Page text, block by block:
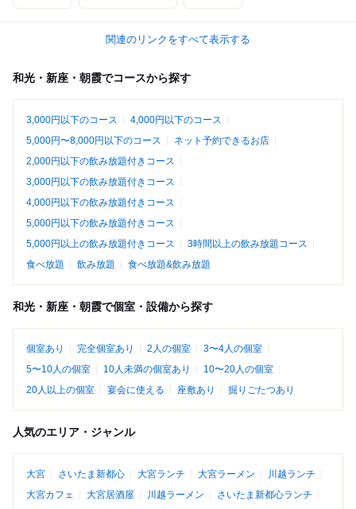
関連のリンクをすべて表示する
和光・新座・朝霞でコースから探す
3,000円以下のコース
4,000円以下のコース
5,000円〜8,000円以下のコース
ネット予約できるお店
2,000円以下の飲み放題付きコース
3,000円以下の飲み放題付きコース
4,000円以下の飲み放題付きコース
5,000円以下の飲み放題付きコース
5,000円以上の飲み放題付きコース
3時間以上の飲み放題コース
食べ放題
飲み放題 食べ放題&飲み放題
和光・新座・朝霞で個室・設備から探す
個室あり 完全個室あり 2人の個室
3〜4人の個室
5〜10人の個室
10人未満の個室あり
10〜20人の個室
20人以上の個室
宴会に使える 座敷あり 掘りごたつあり
人気のエリア・ジャンル
大宮 さいたま新都心 大宮ランチ 大宮ラーメン
川越ランチ
大宮カフェ
大宮居酒屋 川越ラーメン
さいたま新都心ランチ